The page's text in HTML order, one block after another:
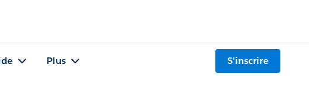
Plus S'inscrire